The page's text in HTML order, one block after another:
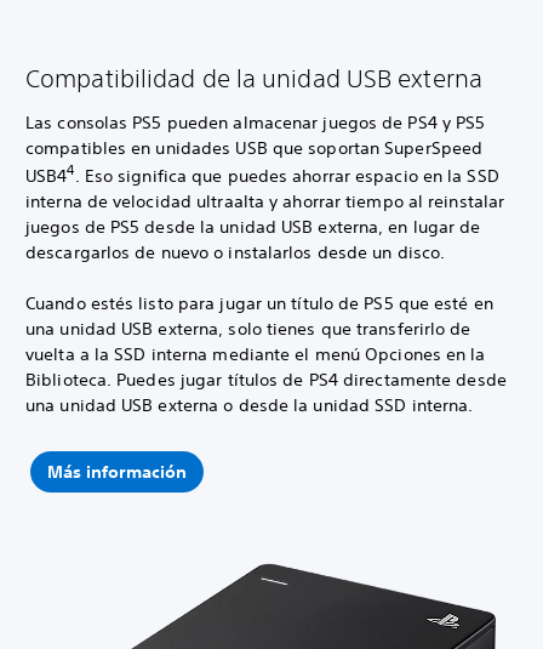
Compatibilidad de la unidad USB externa
Las consolas PS5 pueden almacenar juegos de PS4 y PS5
compatibles en unidades USB que soportan SuperSpeed
USB44. Eso significa que puedes ahorrar espacio en la SSD
interna de velocidad ultraalta y ahorrar tiempo al reinstalar
juegos de PS5 desde la unidad USB externa, en lugar de
descargarlos de nuevo o instalarlos desde un disco.
Cuando estés listo para jugar un título de PS5 que esté en
una unidad USB externa, solo tienes que transferirlo de
vuelta a la SSD interna mediante el menú Opciones en la
Biblioteca. Puedes jugar títulos de PS4 directamente desde
una unidad USB externa o desde la unidad SSD interna.
Más información